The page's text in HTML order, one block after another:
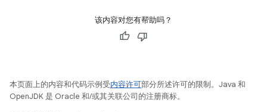
该内容对您有帮助吗？
本页面上的内容和代码示例受内容许可部分所述许可的限制。Java 和
OpenJDK 是 Oracle 和/或其关联公司的注册商标。